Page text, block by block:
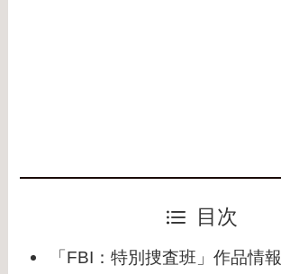
目次
「FBI：特別捜査班」作品情報